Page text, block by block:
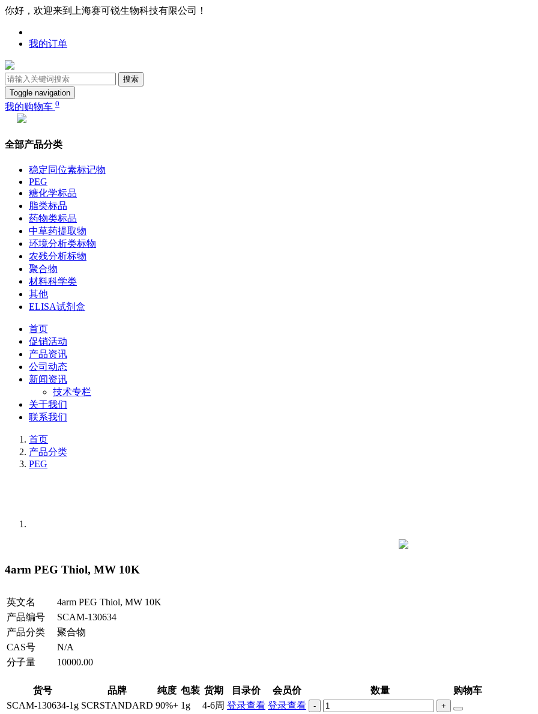
你好，欢迎来到上海赛可锐生物科技有限公司！
我的订单
搜索
Toggle navigation
我的购物车 0
全部产品分类
稳定同位素标记物
PEG
糖化学标品
脂类标品
药物类标品
中草药提取物
环境分析类标物
农残分析标物
聚合物
材料科学类
其他
ELISA试剂盒
首页
促销活动
产品资讯
公司动态
新闻资讯
技术专栏
关于我们
联系我们
首页
产品分类
PEG
4arm PEG Thiol, MW 10K
英文名
4arm PEG Thiol, MW 10K
产品编号
SCAM-130634
产品分类
聚合物
CAS号
N/A
分子量
10000.00
货号 品牌 纯度 包装 货期 目录价 会员价 数量
购物车
SCAM-130634-1g SCRSTANDARD 90%+ 1g 4-6周 登录查看 登录查看 - +